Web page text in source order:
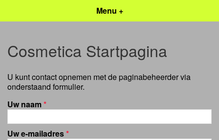
Menu +
Cosmetica Startpagina
U kunt contact opnemen met de paginabeheerder via
onderstaand formulier.
Uw naam*
Uw e-mailadres*